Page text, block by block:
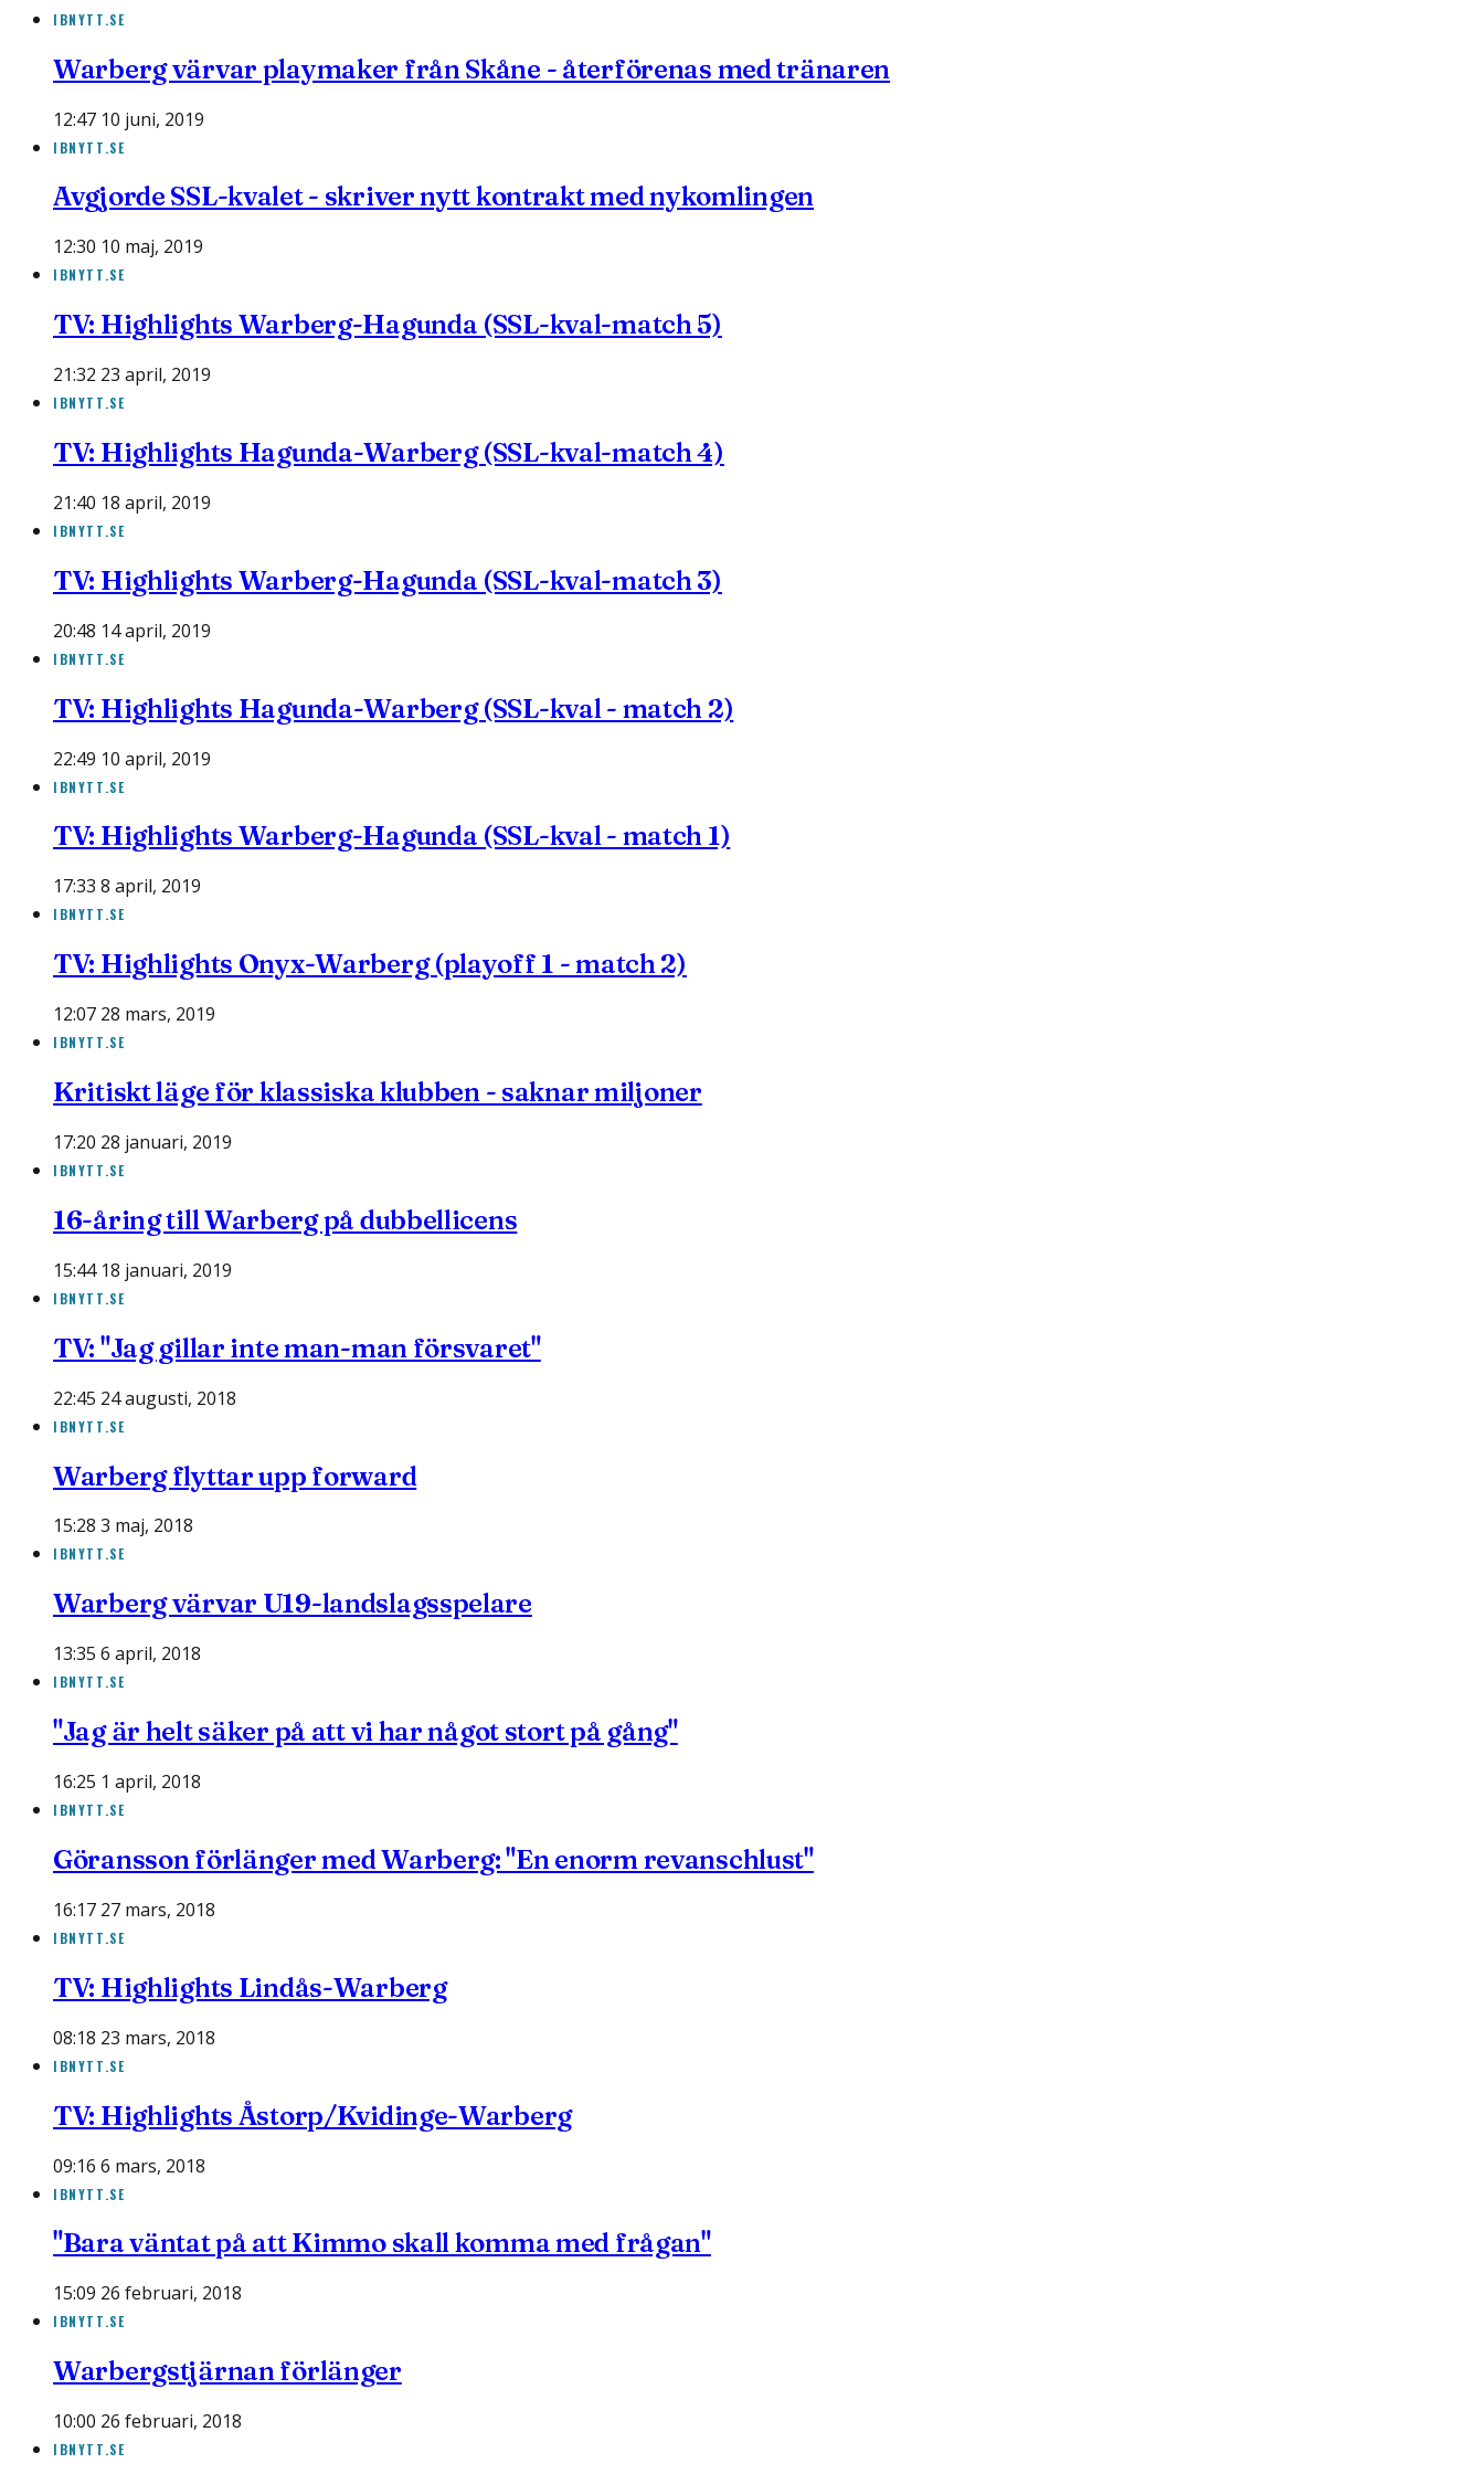
IBNYTT.SE
Warberg värvar playmaker från Skåne - återförenas med tränaren
12:47 10 juni, 2019
IBNYTT.SE
Avgjorde SSL-kvalet - skriver nytt kontrakt med nykomlingen
12:30 10 maj, 2019
IBNYTT.SE
TV: Highlights Warberg-Hagunda (SSL-kval-match 5)
21:32 23 april, 2019
IBNYTT.SE
TV: Highlights Hagunda-Warberg (SSL-kval-match 4)
21:40 18 april, 2019
IBNYTT.SE
TV: Highlights Warberg-Hagunda (SSL-kval-match 3)
20:48 14 april, 2019
IBNYTT.SE
TV: Highlights Hagunda-Warberg (SSL-kval - match 2)
22:49 10 april, 2019
IBNYTT.SE
TV: Highlights Warberg-Hagunda (SSL-kval - match 1)
17:33 8 april, 2019
IBNYTT.SE
TV: Highlights Onyx-Warberg (playoff 1 - match 2)
12:07 28 mars, 2019
IBNYTT.SE
Kritiskt läge för klassiska klubben - saknar miljoner
17:20 28 januari, 2019
IBNYTT.SE
16-åring till Warberg på dubbellicens
15:44 18 januari, 2019
IBNYTT.SE
TV: "Jag gillar inte man-man försvaret"
22:45 24 augusti, 2018
IBNYTT.SE
Warberg flyttar upp forward
15:28 3 maj, 2018
IBNYTT.SE
Warberg värvar U19-landslagsspelare
13:35 6 april, 2018
IBNYTT.SE
"Jag är helt säker på att vi har något stort på gång"
16:25 1 april, 2018
IBNYTT.SE
Göransson förlänger med Warberg: "En enorm revanschlust"
16:17 27 mars, 2018
IBNYTT.SE
TV: Highlights Lindås-Warberg
08:18 23 mars, 2018
IBNYTT.SE
TV: Highlights Åstorp/Kvidinge-Warberg
09:16 6 mars, 2018
IBNYTT.SE
"Bara väntat på att Kimmo skall komma med frågan"
15:09 26 februari, 2018
IBNYTT.SE
Warbergstjärnan förlänger
10:00 26 februari, 2018
IBNYTT.SE